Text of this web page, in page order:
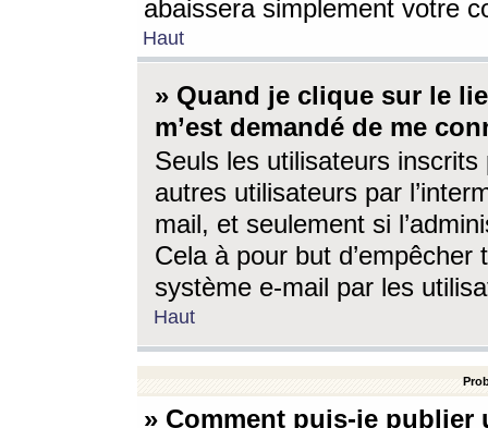
abaissera simplement votre
Haut
» Quand je clique sur le
m’est demandé de me
Seuls les utilisateurs
autres utilisateurs par
mail, et seulement si
Cela à pour but
système e-mail par les
Haut
» Comment puis-je